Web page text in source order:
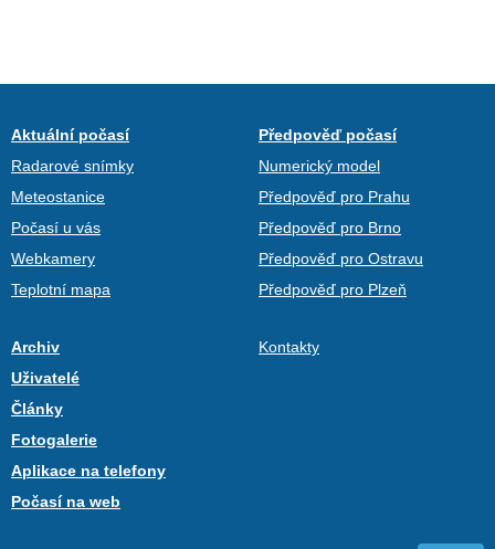
Aktuální počasí
Radarové snímky
Meteostanice
Počasí u vás
Webkamery
Teplotní mapa
Předpověď počasí
Numerický model
Předpověď pro Prahu
Předpověď pro Brno
Předpověď pro Ostravu
Předpověď pro Plzeň
Archiv
Uživatelé
Články
Fotogalerie
Aplikace na telefony
Počasí na web
Kontakty